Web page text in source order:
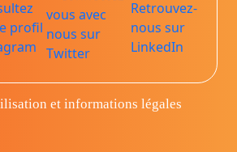
et informations légales